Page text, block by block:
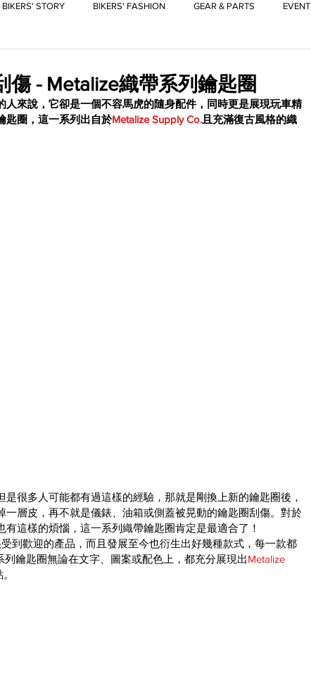
BIKERS' STORY BIKERS' FASHION GEAR & PARTS EVENT
- Metalize織帶系列鑰匙圈
來說，它卻是一個不容馬虎的隨身配件，同時更是展現玩車精
匙圈，這一系列出自於Metalize Supply Co. 且充滿復古風格的織
很多人可能都有過這樣的經驗，那就是剛換上新的鑰匙圈後，
層皮，再不就是儀錶、油箱或側蓋被晃動的鑰匙圈刮傷。對於
這樣的煩惱，這一系列織帶鑰匙圈肯定是最適合了！
到歡迎的產品，而且發展至今也衍生出好幾種款式，每一款都
鑰匙圈無論在文字、圖案或配色上，都充分展現出Metalize